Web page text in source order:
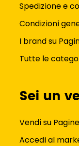
Spedizione e
Condizioni
I brand su
Tutte le
Sei un
Vendi su
Accedi al